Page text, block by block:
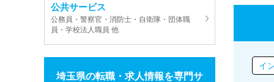
公共サービス
公務員・警察官・消防士・自衛隊・団体職
員・学校法人職員 他
埼玉県の転職・求人情報を専門サ
イ